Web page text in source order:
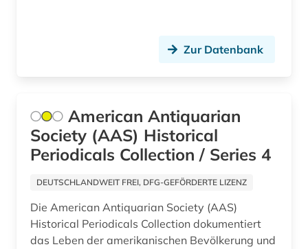
antitrustrecht (1)
antrag (1)
anwalt (1)
anzeiger (1)
Zur Datenbank
American Antiquarian
Society (AAS) Historical
Periodicals Collection / Series 4
DEUTSCHLANDWEIT FREI, DFG-GEFÖRDERTE LIZENZ
Die American Antiquarian Society (AAS)
Historical Periodicals Collection dokumentiert
das Leben der amerikanischen Bevölkerung und